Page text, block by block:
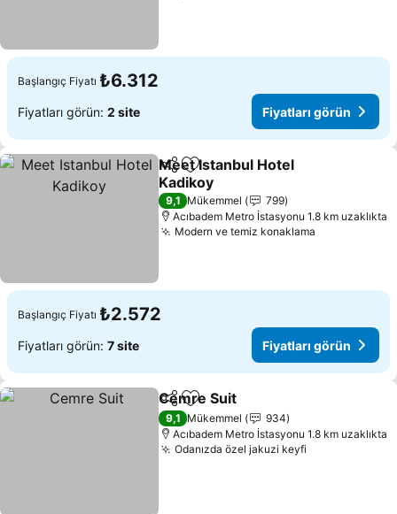
Başlangıç Fiyatı ₺6.312
Fiyatları görün: 2 site Fiyatları görün
PaylaşFavorilerime ekle
Meet Istanbul Hotel
Kadikoy
9,1 Mükemmel
799
Acıbadem Metro İstasyonu 1.8 km uzaklıkta
Modern ve temiz konaklama
Başlangıç Fiyatı ₺2.572
Fiyatları görün: 7 site Fiyatları görün
PaylaşFavorilerime ekle
Cemre Suit
9,1 Mükemmel
934
Acıbadem Metro İstasyonu 1.8 km uzaklıkta
Odanızda özel jakuzi keyfi